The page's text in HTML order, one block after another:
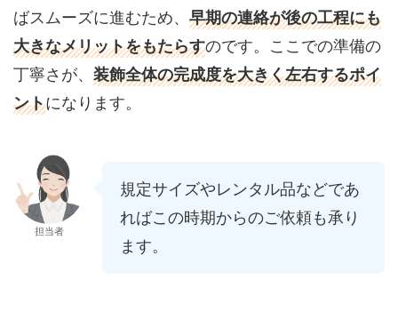
ばスムーズに進むため、 早期の連絡が後の工程にも
大きなメリットをもたらすのです。ここでの準備の
丁寧さが、 装飾全体の完成度を大きく左右するポイ
ントになります。
担当者
規定サイズやレンタル品などであ
ればこの時期からのご依頼も承り
ます。